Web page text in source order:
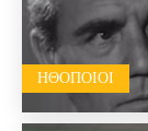
HΘΟΠΟΙΟΊ